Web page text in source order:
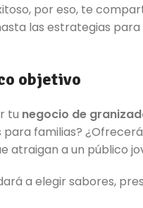
por eso, te
las estrategias
objetivo
tu negocio de
familias?
atraigan a un público
a elegir sabores,